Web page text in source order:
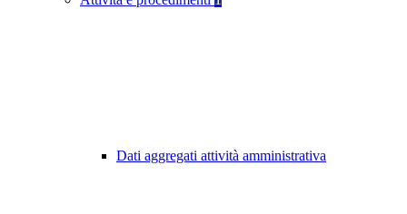
Dati aggregati attività amministrativa